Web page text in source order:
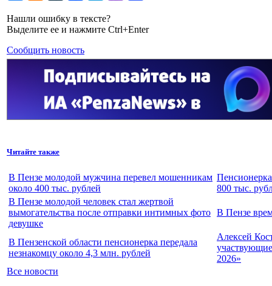
Нашли ошибку в тексте?
Выделите ее и нажмите Ctrl+Enter
Сообщить новость
Читайте также
В Пензе молодой мужчина перевел мошенникам
около 400 тыс. рублей
800 тыс.
В Пензе молодой человек стал жертвой
вымогательства после отправки интимных фото
девушке
В Пензе
В Пензенской области пенсионерка передала
незнакомцу около 4,3 млн. рублей
Алексей
2026»
Все новости